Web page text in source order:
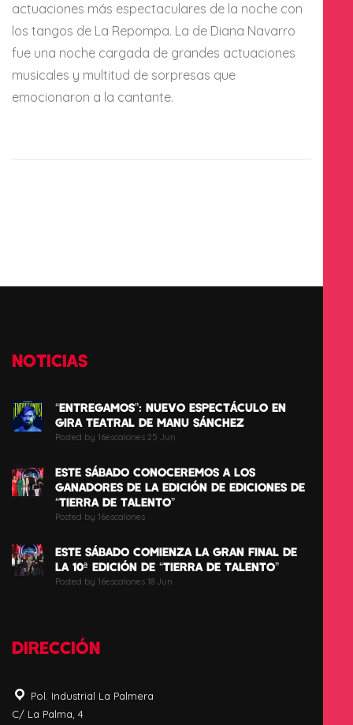
actuaciones más espectaculares de la noche con
los tangos de La Repompa. La de Diana Navarro
fue una noche cargada de grandes actuaciones
musicales y multitud de sorpresas que
emocionaron a la cantante.
NOTICIAS
“ENTREGAMOS”: NUEVO ESPECTÁCULO EN
GIRA TEATRAL DE MANU SÁNCHEZ
Posted by 16escalones 25 Jun
ESTE SÁBADO CONOCEREMOS A LOS
GANADORES DE LA EDICIÓN DE EDICIONES DE
“TIERRA DE TALENTO”
Posted by 16escalones
ESTE SÁBADO COMIENZA LA GRAN FINAL DE
LA 10ª EDICIÓN DE “TIERRA DE TALENTO”
Posted by 16escalones 18 Jun
DIRECCIÓN
Pol. Industrial La Palmera
C/ La Palma, 4